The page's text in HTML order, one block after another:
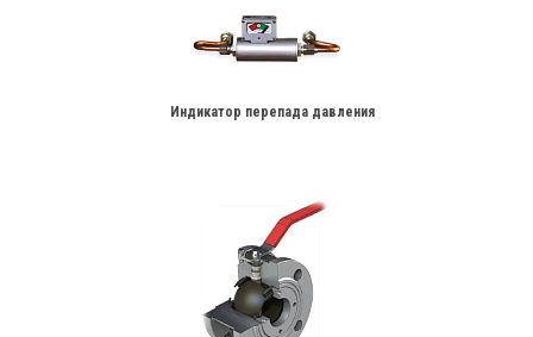
Индикатор перепада давления